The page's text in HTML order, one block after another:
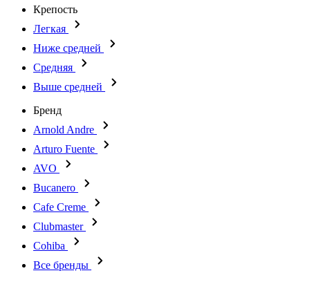
Крепость
Легкая
Ниже средней
Средняя
Выше средней
Бренд
Arnold Andre
Arturo Fuente
AVO
Bucanero
Cafe Creme
Clubmaster
Cohiba
Все бренды